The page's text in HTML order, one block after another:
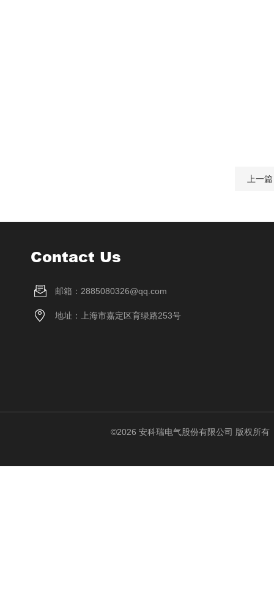
上一
Contact Us
邮箱：2885080326@qq.com
地址：上海市嘉定区育绿路253号
©2026 安科瑞电气股份有限公司 版权所